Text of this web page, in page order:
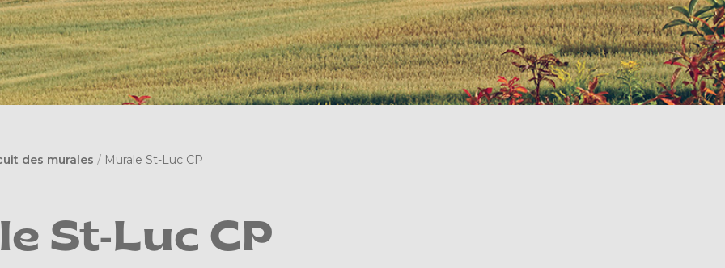
des murales / Murale St-Luc CP
St-Luc CP